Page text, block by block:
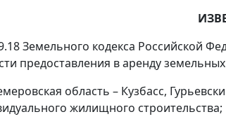
Земельного кодекса
предоставления в аренду
область – Кузбасс,
жилищного строительства;